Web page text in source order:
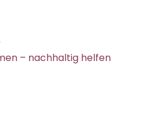
– nachhaltig helfen